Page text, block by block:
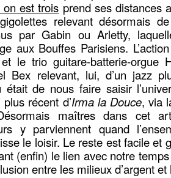
on est trois prend ses distances
relevant désormais de
par Gabin ou Arletty,
aux Bouffes Parisiens.
le trio guitare-batterie-orgue
Bex relevant, lui, d’un jazz
était de nous faire saisir
récent d’Irma la Douce, via
maîtres dans cet
y parviennent quand
le loisir. Le reste est facile et
(enfin) le lien avec notre
entre les milieux d’argent